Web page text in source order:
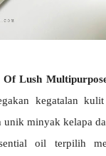
Of Lush
kegatalan kulit
unik minyak kelapa
oil terpilih